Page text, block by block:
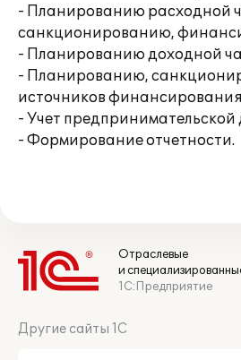
- Планированию расходной
санкционированию,
- Планированию доходной
- Планированию,
источников
- Учет предпринимательской
- Формирование отчетности.
Отраслевые
и
1С:Предприятие
Другие сайты 1С